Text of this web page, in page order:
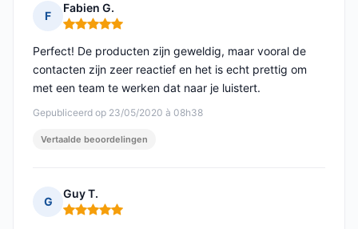
F
Fabien G.
Opmerking: 5 van 5
Gepubliceerd op 23/05/2020 à 08h38
Perfect! De producten zijn geweldig, maar vooral de
contacten zijn zeer reactief en het is echt prettig om
met een team te werken dat naar je luistert.
Vertaalde beoordelingen
G
Guy T.
Opmerking: 5 van 5